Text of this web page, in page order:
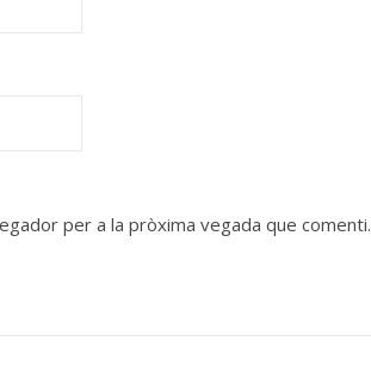
per a la pròxima vegada que comenti.